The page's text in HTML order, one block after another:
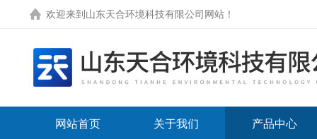
欢迎来到 山东天合环境科技有限公司网站 ！
网站首页 关于我们 产品中心